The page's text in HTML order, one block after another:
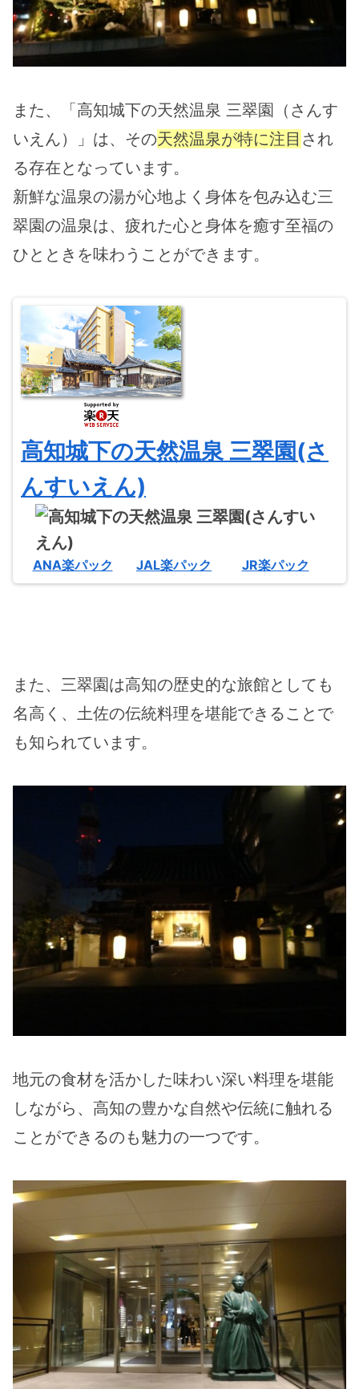
また、「高知城下の天然温泉 三翠園（さんす
いえん）」は、その天然温泉が特に注目 され
る存在となっています。
新鮮な温泉の湯が心地よく身体を包み込む三
翠園の温泉は、疲れた心と身体を癒す至福の
ひとときを味わうことができます。
高知城下の天然温泉 三翠園(さ
んすいえん)
ANA楽パック JAL楽パック JR楽パック
また、三翠園は高知の歴史的な旅館としても
名高く、土佐の伝統料理を堪能できることで
も知られています。
地元の食材を活かした味わい深い料理を堪能
しながら、高知の豊かな自然や伝統に触れる
ことができるのも魅力の一つです。